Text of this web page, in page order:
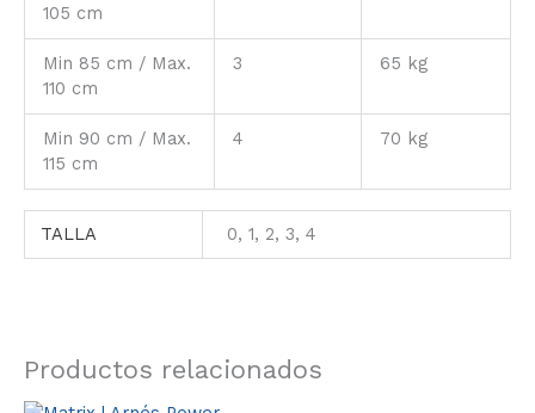
105 cm
Min 85 cm / Max.
110 cm
3 65 kg
Min 90 cm / Max.
115 cm
4 70 kg
TALLA 0, 1, 2, 3, 4
Productos relacionados